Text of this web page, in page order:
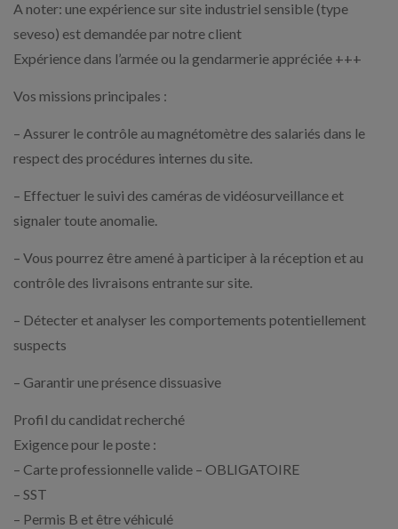
A noter: une expérience sur site industriel sensible (type
seveso) est demandée par notre client
Expérience dans l’armée ou la gendarmerie appréciée +++
Vos missions principales :
– Assurer le contrôle au magnétomètre des salariés dans le
respect des procédures internes du site.
– Effectuer le suivi des caméras de vidéosurveillance et
signaler toute anomalie.
– Vous pourrez être amené à participer à la réception et au
contrôle des livraisons entrante sur site.
– Détecter et analyser les comportements potentiellement
suspects
– Garantir une présence dissuasive
Profil du candidat recherché
Exigence pour le poste :
– Carte professionnelle valide – OBLIGATOIRE
– SST
– Permis B et être véhiculé